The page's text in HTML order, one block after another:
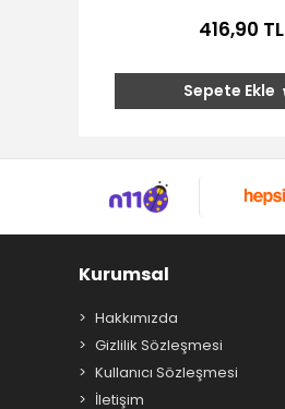
416,90 TL
Sepete Ekle
Kurumsal
Hakkımızda
Gizlilik Sözleşmesi
Kullanıcı Sözleşmesi
İletişim